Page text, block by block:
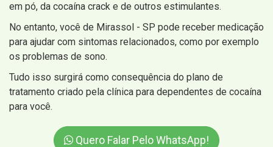
em pó, da cocaína crack e de outros estimulantes.
No entanto, você de Mirassol - SP pode receber medicação
para ajudar com sintomas relacionados, como por exemplo
os problemas de sono.
Tudo isso surgirá como consequência do plano de
tratamento criado pela clínica para dependentes de cocaína
para você.
Quero Falar Pelo WhatsApp!